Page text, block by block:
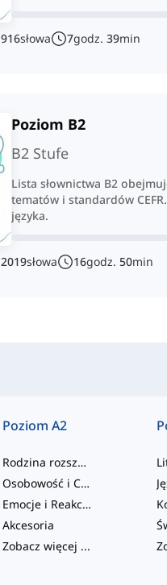
916słowa 7godz. 39min
Poziom B2
B2 Stufe
Lista słownictwa B2
tematów i standardów
języka.
2019słowa 16godz. 50min
Poziom A2
Rodzina rozszerzona
Osobowość i Cechy Fizyczne
Emocje i Reakcje
Akcesoria
Zobacz więcej ...